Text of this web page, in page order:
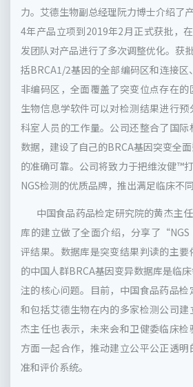
力。艾德生物副总经理阮力博士介绍了
4年产品立项到2019年2月正式获批，
发团队对产品进行了多次调整优化。获
括BRCA1/2基因的全部编码区和连接
非编码区，全面覆盖了突变位点存在
生物信息学软件可以对检测结果进行
科室人员的工作量。公司还整合了国
数据，建设了自己的BRCA基因突变全
的准确可靠。公司将致力于把维汝健™
NGS检测的优质品牌，推出满足临床不
中国食品药品检定研究院的黄杰主
库的建立做了全面介绍，分享了
评结果。数据库是突变结果判读的主
的中国人群BRCA基因变异数据库是临
注的核心问题。目前，中国食品药品
和包括艾德生物在内的多家检测公司
杰主任也表示，未来会和卫健委临床
方面一起合作，推动建立公平公正透
准和评价系统。